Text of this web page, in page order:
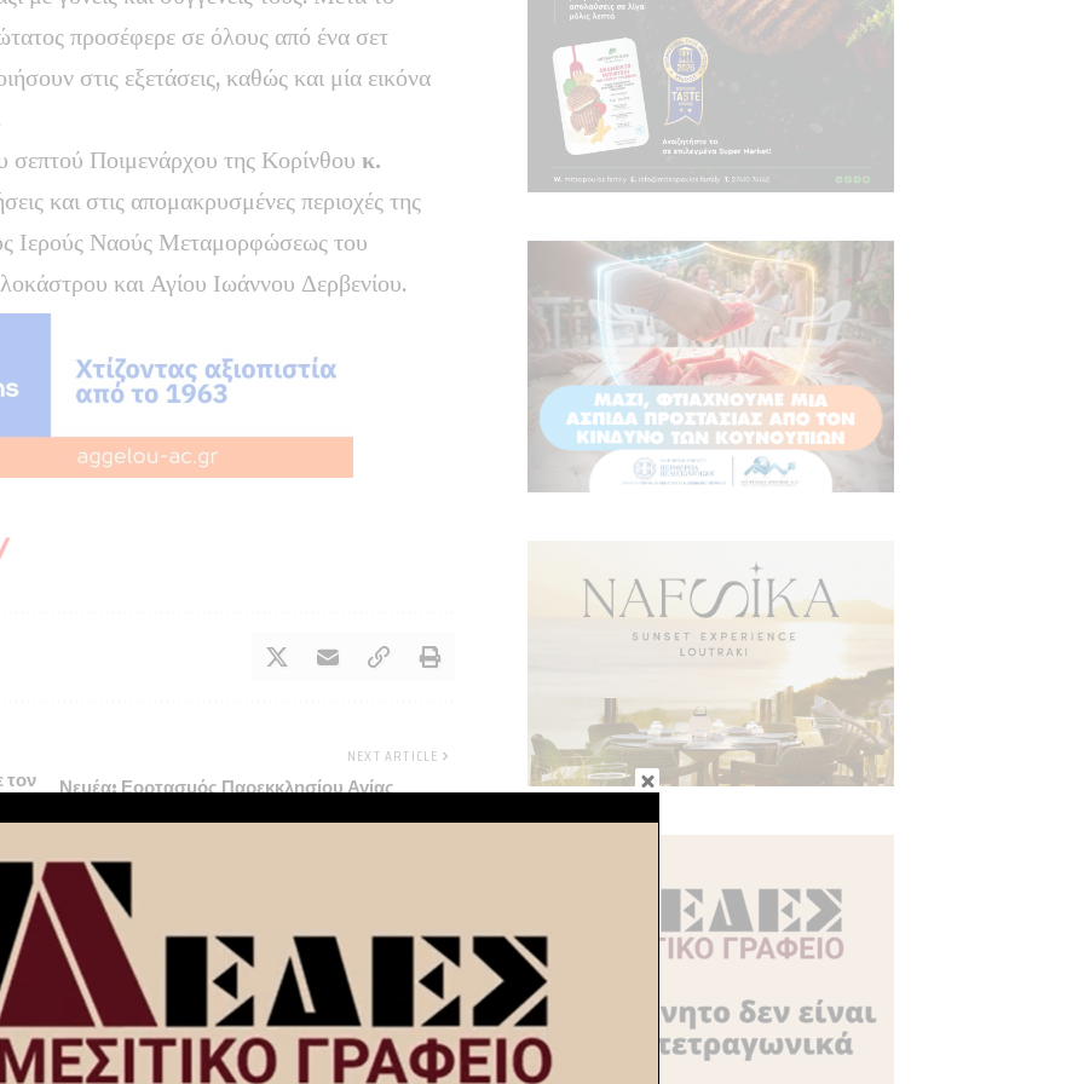
προσέφερε σε όλους από ένα σετ
στις εξετάσεις, καθώς και μία εικόνα
σεπτού Ποιμενάρχου της Κορίνθου κ.
και στις απομακρυσμένες περιοχές της
Ιερούς Ναούς Μεταμορφώσεως του
και Αγίου Ιωάννου Δερβενίου.
NEXT ARTICLE
Νεμέα: Εορτασμός Παρεκκλησίου Αγίας